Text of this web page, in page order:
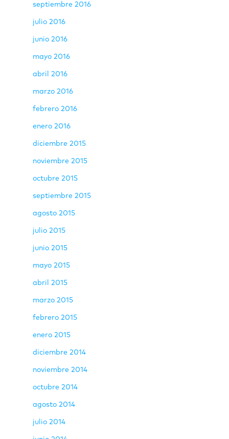
septiembre 2016
julio 2016
junio 2016
mayo 2016
abril 2016
marzo 2016
febrero 2016
enero 2016
diciembre 2015
noviembre 2015
octubre 2015
septiembre 2015
agosto 2015
julio 2015
junio 2015
mayo 2015
abril 2015
marzo 2015
febrero 2015
enero 2015
diciembre 2014
noviembre 2014
octubre 2014
agosto 2014
julio 2014